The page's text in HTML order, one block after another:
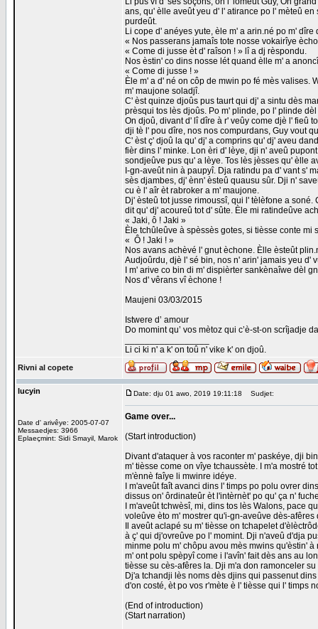
ans, qu' èlle aveût yeu d' l' atirance po l' mèteû
purdeût.
Li cope d' anéyes yute, èle m' a arin.né po m' dîre
« Nos passerans jamaîs tote nosse vokairîye
« Come di jusse èt d' raîson ! » lî a dj rèspondu.
Nos èstin' co dins nosse lét quand èlle m' a
« Come di jusse ! »
Èle m' a d' né on côp de mwin po fé mès valises.
m' maujone soladjî.
C' èst quinze djoûs pus taurt qui dj' a sintu dès
prèsqui tos lès djoûs. Po m' plinde, po l' plinde
On djoû, divant d' lî dîre à r' veûy come djè l' fieû
dji tè l' pou dîre, nos nos compurdans, Guy vout
C' èst ç' djoû la qu' dj' a comprins qu' dj' aveu
fièr dins l' minke. Lon èri d' lèye, dji n' aveû
sondjeûve pus qu' a lèye. Tos lès jèsses qu' èlle
I-gn-aveût nin à paupyî. Dja ratindu pa d' vant s'
sès djambes, dj' ènn' èsteû quausu sûr. Dji n'
cu è l' aîr èt rabroker a m' maujone.
Dj' èsteû tot jusse rimoussî, qui l' tèlèfone a
dit qu' dj' acoureû tot d' sûte. Èle mi ratindeûve
« Jaki, ô ! Jaki »
Èle tchûleûve à spèssès gotes, si tièsse conte
« Ô ! Jaki ! »
Nos avans achèvé l' gnut èchone. Èlle èsteût
Audjoûrdu, djè l' sé bin, nos n' arin' jamais yeu d'
I m' arive co bin di m' dispièrter sankènaîwe dèl
Nos d' vêrans vî èchone !
Maujeni 03/03/2015
Istwere d’ amour
Do momint qu’ vos mètoz qui c’è-st-on scrîjadje
Li ci ki n' a k' on toû n' vike k' on djoû.
Rivni al copete
lucyin
Date d' arivêye: 2005-07-07
Messaedjes: 3966
Eplaeçmint: Sidi Smayil, Marok
Date: dju 01 awo, 2019 19:11:18 Sudjet:
Game over...
(Start introduction)
Divant d'ataquer à vos raconter m' paskéye, dji
m' tièsse come on vîye tchaussète. I m'a mostré
m'ènnè faîye li mwinre idéye.
I m'aveût faît avanci dins l' timps po polu ovrer
dissus on' ôrdinateûr èt l'intèrnèt' po qu' ça n'
I m'aveût tchwèsî, mi, dins tos lès Walons, pace
voleûve èto m' mostrer qu'i-gn-aveûve dès-
Il aveût aclapé su m' tièsse on tchapelet
à ç' qui dj'ovreûve po l' momint. Dji n'aveû d'dja
minme polu m' chôpu avou mès mwins qu'èstin'
m' ont polu spèpyî come i l'avîn' fait dès ans au
tièsse su cès-afêres la. Dji m'a don ramonceler
Dj'a tchandji lès noms dès djins qui passenut
d'on costé, èt po vos r'mète è l' tièsse qui l' timps
(End of introduction)
(Start narration)